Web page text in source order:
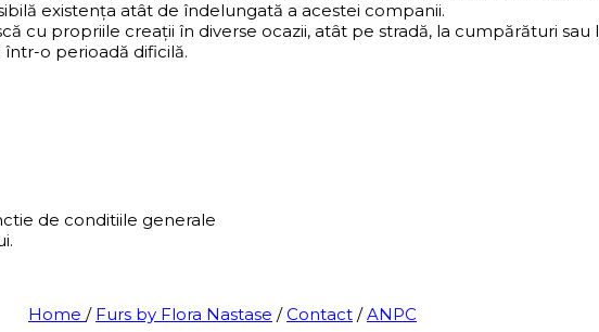
existența atât de îndelungată a acestei companii.
cu propriile creații în diverse ocazii, atât pe stradă, la cumpărături
o perioadă dificilă.
de conditiile generale
Home / Furs by Flora Nastase /Contact /ANPC